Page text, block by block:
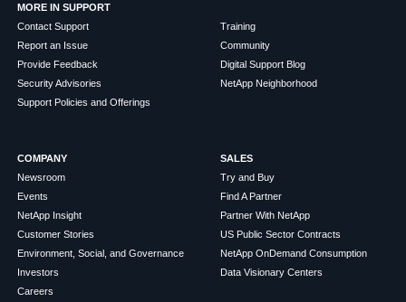
MORE IN SUPPORT
Contact Support
Report an Issue
Provide Feedback
Security Advisories
Support Policies and Offerings
Training
Community
Digital Support Blog
NetApp Neighborhood
COMPANY
Newsroom
Events
NetApp Insight
Customer Stories
Environment, Social, and Governance
Investors
Careers
SALES
Try and Buy
Find A Partner
Partner With NetApp
US Public Sector Contracts
NetApp OnDemand Consumption
Data Visionary Centers